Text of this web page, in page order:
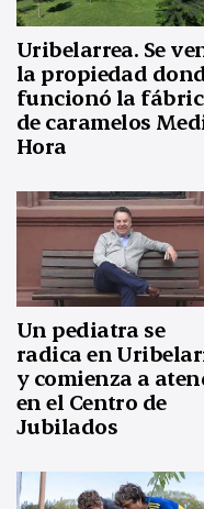
Uribelarrea. Se
la propiedad
funcionó la
de caramelos
Hora
Un pediatra se
radica en
y comienza a
en el Centro de
Jubilados